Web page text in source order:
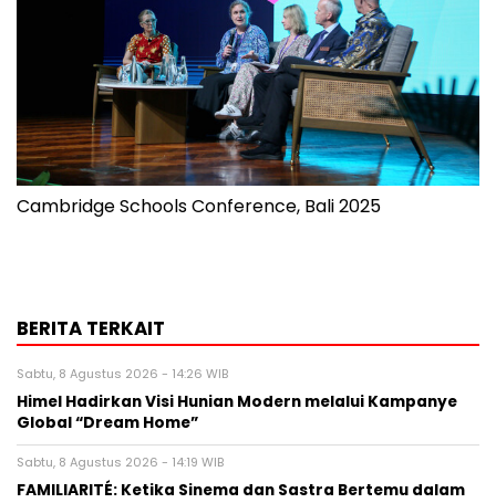
Cambridge Schools Conference, Bali 2025
BERITA TERKAIT
Sabtu, 8 Agustus 2026 - 14:26 WIB
Himel Hadirkan Visi Hunian Modern melalui Kampanye
Global “Dream Home”
Sabtu, 8 Agustus 2026 - 14:19 WIB
FAMILIARITÉ: Ketika Sinema dan Sastra Bertemu dalam